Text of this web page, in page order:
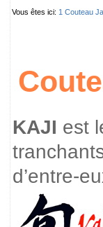
Vous êtes ici: 1 Couteau
KAJI est
d’entre-